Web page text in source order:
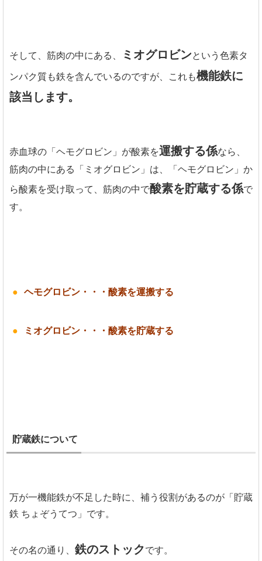
そして、筋肉の中にある、 ミオグロビンという色素タ
ンパク質も鉄を含んでいるのですが、これも機能鉄に
該当します。
赤血球の「ヘモグロビン」が酸素を運搬する係なら、
筋肉の中にある「ミオグロビン」は、「ヘモグロビン」か
ら酸素を受け取って、筋肉の中で酸素を貯蔵する係で
す。
ヘモグロビン・・・酸素を運搬する
ミオグロビン・・・酸素を貯蔵する
貯蔵鉄について
万が一機能鉄が不足した時に、補う役割があるのが「貯蔵
鉄 ちょぞうてつ」です。
その名の通り、 鉄のストックです。